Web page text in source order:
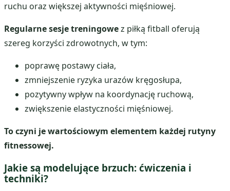
ruchu oraz większej aktywności mięśniowej.
Regularne sesje treningowez piłką fitball oferują
szereg korzyści zdrowotnych, w tym:
poprawę postawy ciała,
zmniejszenie ryzyka urazów kręgosłupa,
pozytywny wpływ na koordynację ruchową,
zwiększenie elastyczności mięśniowej.
To czyni je wartościowym elementem każdej rutyny
fitnessowej.
Jakie są modelujące brzuch: ćwiczenia i
techniki?